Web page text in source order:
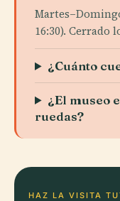
16:30). Cerrado
¿Cuánto
¿El museo
ruedas?
HAZ LA VISITA